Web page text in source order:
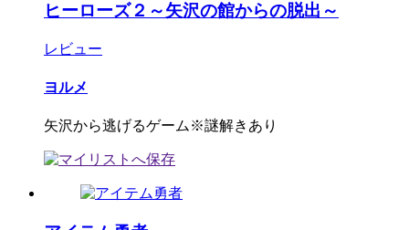
ヒーローズ２～矢沢の館からの脱出～
レビュー
ヨルメ
矢沢から逃げるゲーム※謎解きあり